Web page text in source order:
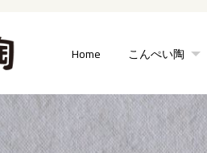
Home こんぺい陶